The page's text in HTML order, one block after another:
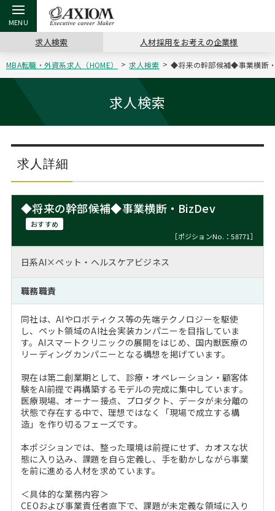
戻る
アクシアムの特長
戻る
コンサ
サービス案内
戻る
キャリ
コンサルタントの紹介
戻る
キャリア支援 TOP
キャリアデザイン講座
（最新求人市場動向）
戻る
MBAの
ステージ別アドバイス
MBAの転職事例
MBAからのFAQ
MBA留学生数の推移
戻る
日本か
インターン受入企業一覧
MBAを生かす求人特集
年齢と年収の相関図
戻る
転職ツール TOP
英文レジュメの書き方
戻る
パワー
職務経歴書の書き方
よくある面接Q&A集
戻る
転職コラム TOP
“展”職相談室
転職市場の明日をよめ
転職成功への4つの鍵
注目企業インタビュー
戻る
イベント・セミナー TOP
ジョブフェア
キャリアデザインセミナー
キャリアフォーラム
Career Talk Live
MBA NETWORKING
戻る
会社概要 TOP
沿革
主なクライアント
採用情報
ニュースリリース
求人検索 人材採用をお考えの企業様
MBA転職・外資系求人（HOME） 求人検索 ◆将来の幹部候補◆事業横断
求人検索
求人詳細
◆将来の幹部候補◆事業横断・BizDev
おすすめ
［ポジションNo.：58771］
日系AI×ペット・ヘルスケアビジネス
職務職責
同社は、AIやロボティクス等の先端テクノロジーを駆使
し、ペット領域のAI社会実装カンパニーを目指していま
す。AIスマートクリニックの展開をはじめ、国内獣医療の
リーディングカンパニーとなる構想を掲げています。
現在は第二創業期として、診療・オペレーション・顧客体
験をAI前提で再構築するモデルの完成に集中しています。
医療現場、オーナー接点、プロダクト、データが未分離の
状態で存在する中で、理想ではなく「現場で成立する構
造」を作り切るフェーズです。
本ポジションでは、整った環境は前提にせず、カオスな状
態に入り込み、課題を自ら定義し、手を動かしながら事業
を前に進める人材を求めています。
＜具体的な業務内容＞
CEOおよび事業責任者直下で、課題が未定義な領域に入り